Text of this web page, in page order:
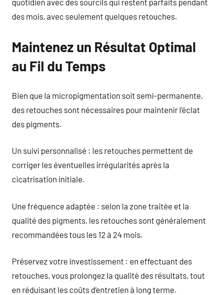
quotidien avec des sourcils qui restent parfaits pendant
des mois, avec seulement quelques retouches.
Maintenez un Résultat Optimal
au Fil du Temps
Bien que la micropigmentation soit semi-permanente,
des retouches sont nécessaires pour maintenir l’éclat
des pigments.
Un suivi personnalisé : les retouches permettent de
corriger les éventuelles irrégularités après la
cicatrisation initiale.
Une fréquence adaptée : selon la zone traitée et la
qualité des pigments, les retouches sont généralement
recommandées tous les 12 à 24 mois.
Préservez votre investissement : en effectuant des
retouches, vous prolongez la qualité des résultats, tout
en réduisant les coûts d’entretien à long terme.